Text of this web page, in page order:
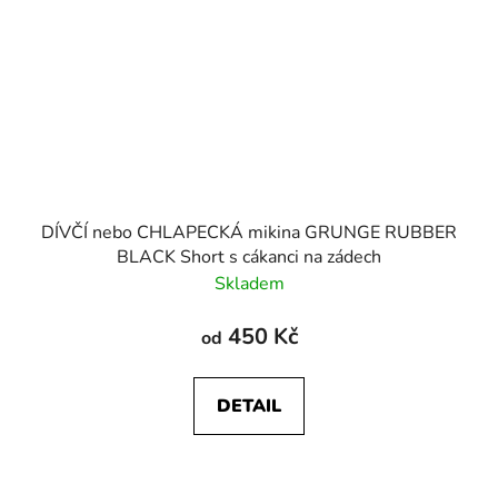
DÍVČÍ nebo CHLAPECKÁ mikina GRUNGE RUBBER
BLACK Short s cákanci na zádech
Skladem
od 450 Kč
DETAIL